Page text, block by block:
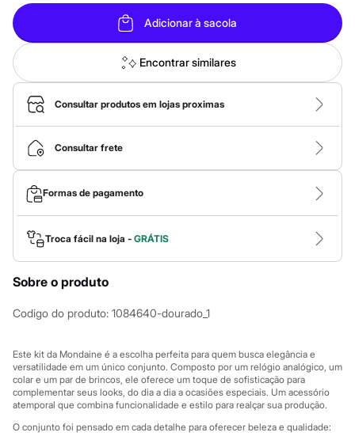
Roupas
Blusas e Camisetas
Básicos
Calças
Casacos e Jaquetas
Jeans
Macacões
Saias
Shorts e Bermudas
Vestidos
Acessórios
Bolsas
Bonés e Chapéus
Bijoux
Cintos
Óculos
Relógios
Calçados
Chinelos
Sandálias
Marcas
City
Clock House
Mindset
Sawary
Yessica
Adicionar à sacola
Encontrar similares
Consultar produtos em lojas proximas
Consultar frete
Formas de pagamento
Troca fácil na loja - GRÁTIS
Sobre o produto
Codigo do produto: 1084640-dourado_1
Este kit da Mondaine é a escolha perfeita para quem busca elegância e
versatilidade em um único conjunto. Composto por um relógio analógico, um
colar e um par de brincos, ele oferece um toque de sofisticação para
complementar seus looks, do dia a dia a ocasiões especiais. Um acessório
atemporal que combina funcionalidade e estilo para realçar sua produção.
O conjunto foi pensado em cada detalhe para oferecer beleza e qualidade: